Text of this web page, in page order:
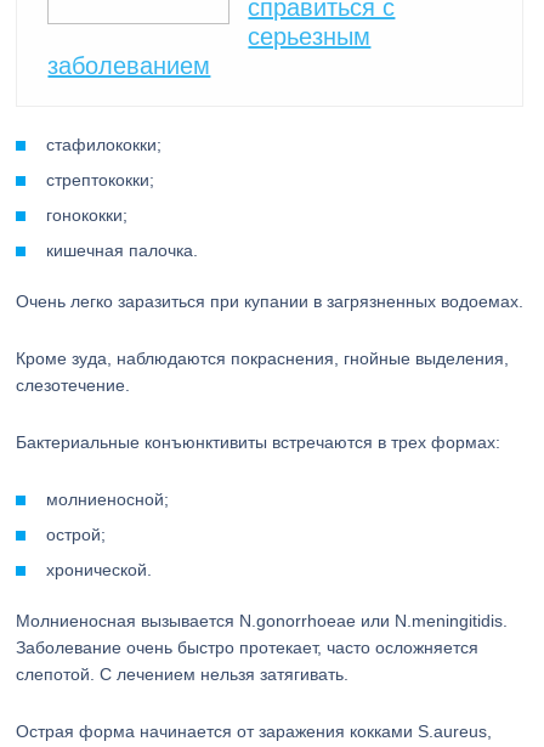
справиться с
серьезным
заболеванием
стафилококки;
стрептококки;
гонококки;
кишечная палочка.
Очень легко заразиться при купании в загрязненных водоемах.
Кроме зуда, наблюдаются покраснения, гнойные выделения,
слезотечение.
Бактериальные конъюнктивиты встречаются в трех формах:
молниеносной;
острой;
хронической.
Молниеносная вызывается N.gonorrhoeae или N.meningitidis.
Заболевание очень быстро протекает, часто осложняется
слепотой. С лечением нельзя затягивать.
Острая форма начинается от заражения кокками S.aureus,